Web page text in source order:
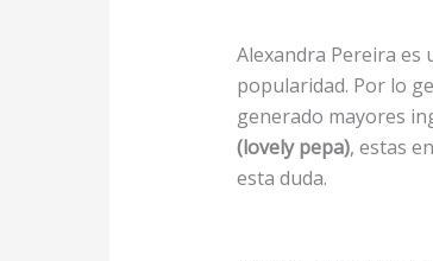
Alexandra Pereira es
popularidad. Por lo
generado mayores
(lovely pepa), estas
esta duda.